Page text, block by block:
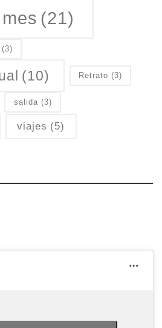
(21)
(3)
(10) Retrato (3)
salida (3)
viajes (5)